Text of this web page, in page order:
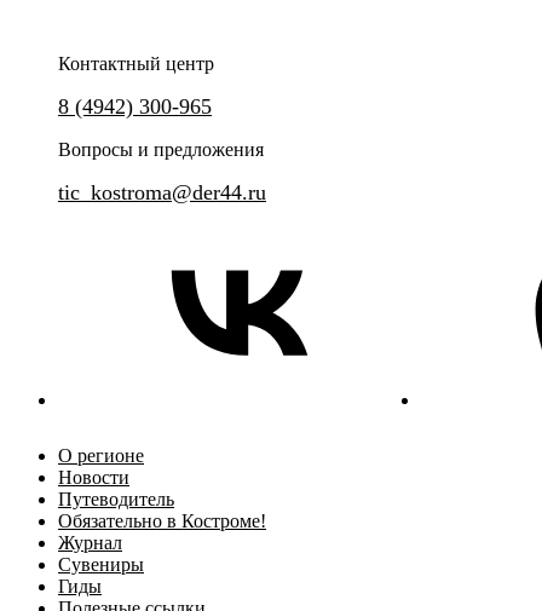
Контактный центр
8 (4942) 300-965
Вопросы и предложения
tic_kostroma@der44.ru
О регионе
Новости
Путеводитель
Обязательно в Костроме!
Журнал
Сувениры
Гиды